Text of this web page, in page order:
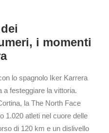
i momenti
lo spagnolo Iker Karrera
a festeggiare la vittoria.
la The North Face
1.020 atleti nel cuore delle
di 120 km e un dislivello